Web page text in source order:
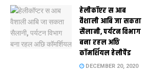
हेलीकॉप्टर स आब
वैशाली आबि जा सकता
सैलानी, पर्यटन विभाग
बना रहल अछि
कॉमर्शियल हेलीपैड
DECEMBER 20, 2020